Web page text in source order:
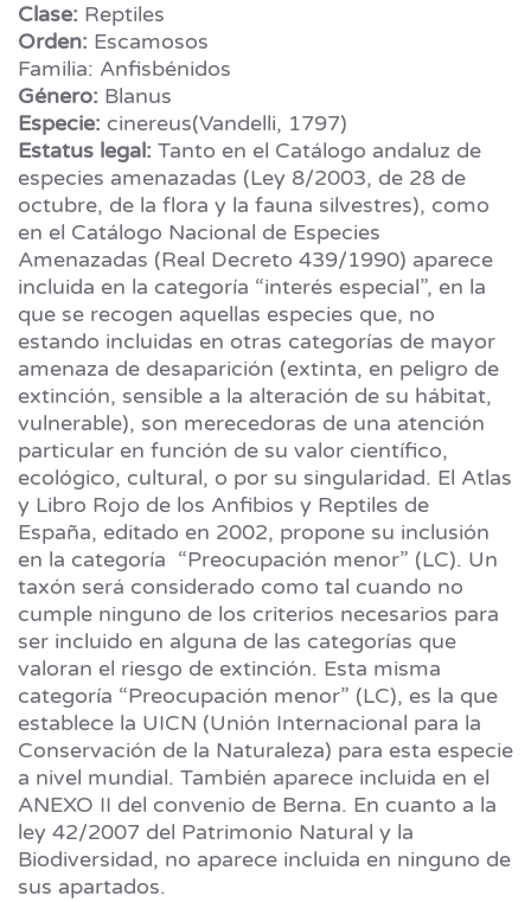
Clase: Reptiles
Orden: Escamosos
Familia: Anfisbénidos
Género: Blanus
Especie: cinereus(Vandelli, 1797)
Estatus legal: Tanto en el Catálogo andaluz de
especies amenazadas (Ley 8/2003, de 28 de
octubre, de la flora y la fauna silvestres), como
en el Catálogo Nacional de Especies
Amenazadas (Real Decreto 439/1990) aparece
incluida en la categoría “interés especial”, en la
que se recogen aquellas especies que, no
estando incluidas en otras categorías de mayor
amenaza de desaparición (extinta, en peligro de
extinción, sensible a la alteración de su hábitat,
vulnerable), son merecedoras de una atención
particular en función de su valor científico,
ecológico, cultural, o por su singularidad. El Atlas
y Libro Rojo de los Anfibios y Reptiles de
España, editado en 2002, propone su inclusión
en la categoría “Preocupación menor” (LC). Un
taxón será considerado como tal cuando no
cumple ninguno de los criterios necesarios para
ser incluido en alguna de las categorías que
valoran el riesgo de extinción. Esta misma
categoría “Preocupación menor” (LC), es la que
establece la UICN (Unión Internacional para la
Conservación de la Naturaleza) para esta especie
a nivel mundial. También aparece incluida en el
ANEXO II del convenio de Berna. En cuanto a la
ley 42/2007 del Patrimonio Natural y la
Biodiversidad, no aparece incluida en ninguno de
sus apartados.